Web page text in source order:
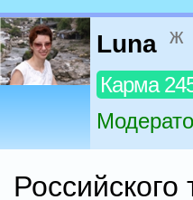
Luna ж
Карма
Российского